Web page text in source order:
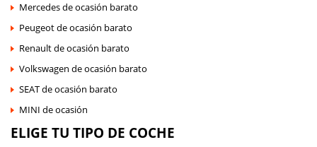
Mercedes de ocasión barato
Peugeot de ocasión barato
Renault de ocasión barato
Volkswagen de ocasión barato
SEAT de ocasión barato
MINI de ocasión
ELIGE TU TIPO DE COCHE